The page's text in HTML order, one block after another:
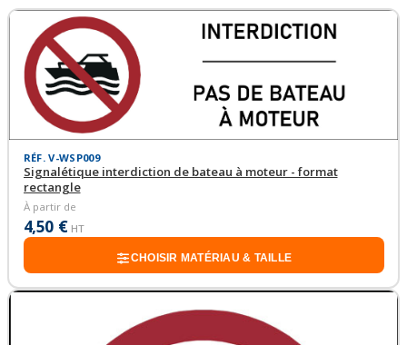
RÉF. V-WSP009
Signalétique interdiction de bateau à moteur - format
rectangle
À partir de
4,50 € HT
CHOISIR MATÉRIAU & TAILLE